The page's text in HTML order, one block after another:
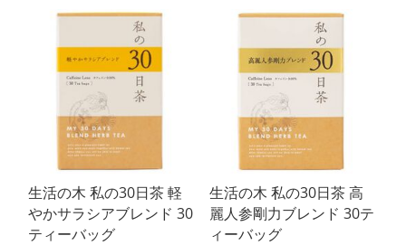
生活の木 私の30日茶 軽
やかサラシアブレンド 30
ティーバッグ
生活の木 私の30日茶 高
麗人参剛力ブレンド 30テ
ィーバッグ